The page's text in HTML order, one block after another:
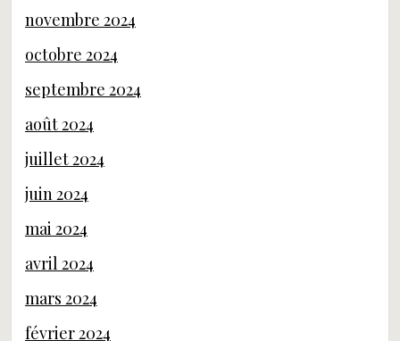
novembre 2024
octobre 2024
septembre 2024
août 2024
juillet 2024
juin 2024
mai 2024
avril 2024
mars 2024
février 2024